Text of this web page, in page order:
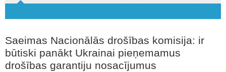
Saeimas Nacionālās drošības komisija: ir
būtiski panākt Ukrainai pieņemamus
drošības garantiju nosacījumus